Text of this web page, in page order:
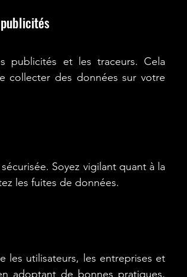
publicités et les traceurs. Cela
collecter des données sur votre
Soyez vigilant quant à la
les fuites de données.
les utilisateurs, les entreprises et
adoptant de bonnes pratiques,